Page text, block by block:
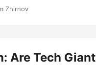
разработчик печатает:
Zhirnov
Are Tech